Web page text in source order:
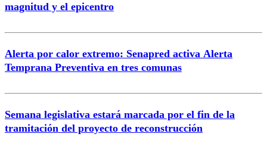
magnitud y el epicentro
Alerta por calor extremo: Senapred activa Alerta
Temprana Preventiva en tres comunas
Semana legislativa estará marcada por el fin de la
tramitación del proyecto de reconstrucción